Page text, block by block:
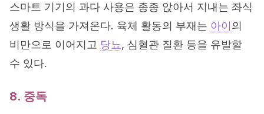
스마트 기기의 과다 사용은 종종 앉아서 지내는 좌식
생활 방식을 가져온다. 육체 활동의 부재는 아이의
비만으로 이어지고 당뇨, 심혈관 질환 등을 유발할
수 있다.
8. 중독